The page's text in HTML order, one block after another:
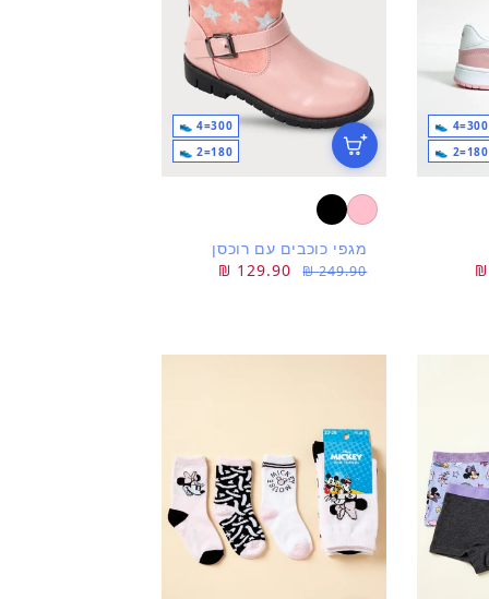
300=4 👟
180=2 👟
300=4 👟
180=2 👟
מגפי כוכבים עם רוכסן
מחיר
249.90 ₪
מחיר
129.90 ₪